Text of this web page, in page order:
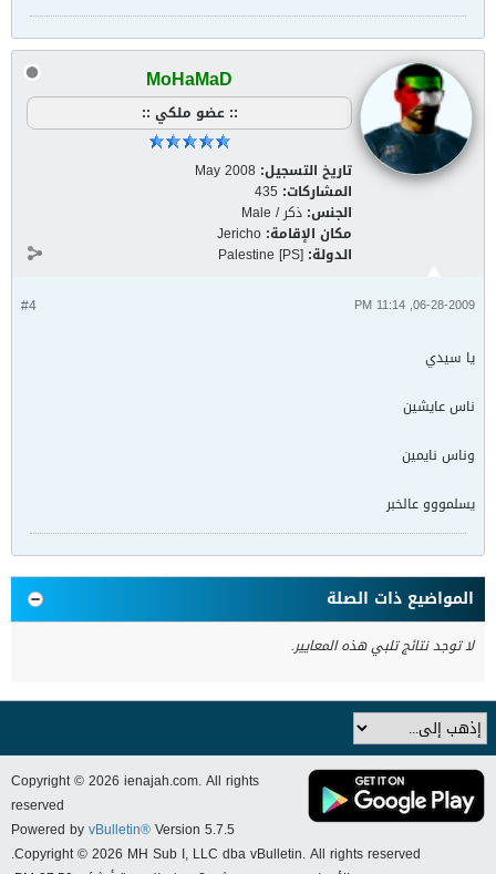
MoHaMaD
:: عضو ملكي ::
تاريخ التسجيل: May 2008
المشاركات: 435
الجنس: ذكر / Male
مكان الإقامة: Jericho
الدولة: Palestine [PS]
#4 06-28-2009, 11:14 PM
يا سيدي
ناس عايشين
وناس نايمين
يسلمووو عالخبر
المواضيع ذات الصلة
لا توجد نتائج تلبي هذه المعايير.
Copyright © 2026 ienajah.com. All rights
reserved
Powered byvBulletin®Version 5.7.5
Copyright © 2026 MH Sub I, LLC dba vBulletin. All rights reserved.